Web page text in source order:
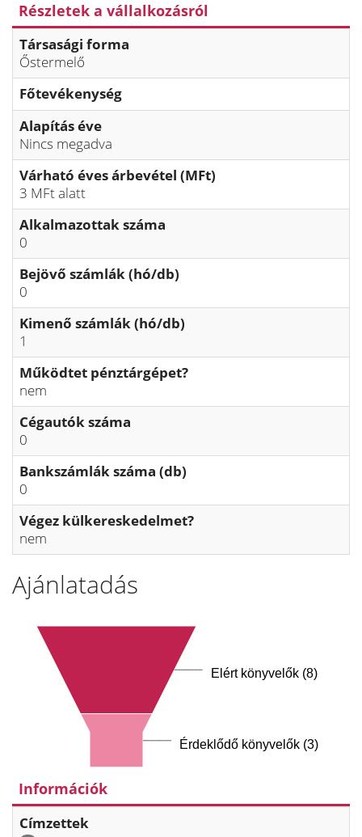
Részletek a vállalkozásról
Társasági forma
Őstermelő
Főtevékenység
Alapítás éve
Nincs megadva
Várható éves árbevétel (MFt)
3 MFt alatt
Alkalmazottak száma
0
Bejövő számlák (hó/db)
0
Kimenő számlák (hó/db)
1
Működtet pénztárgépet?
nem
Cégautók száma
0
Bankszámlák száma (db)
0
Végez külkereskedelmet?
nem
Ajánlatadás
Elért könyvelők (8)
Érdeklődő könyvelők (3)
Információk
Címzettek